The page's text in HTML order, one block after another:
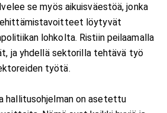
se myös aikuisväestöä, jonka
löytyvät
lohkolta. Ristiin peilaamalla
ja yhdellä sektorilla tehtävä työ
työtä.
hallitusohjelman on asetettu